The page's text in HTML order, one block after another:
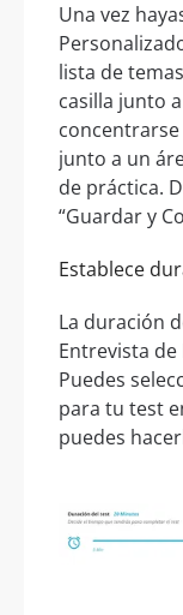
Una vez
lista de
casilla junto
junto a un
de práctica.
“Guardar y
Establece
La duración
Entrevista
Puedes
para tu test
puedes